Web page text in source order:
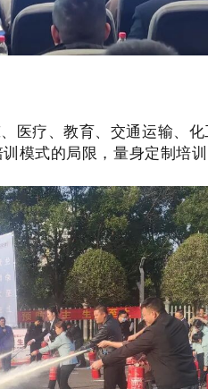
医疗、教育、交通运输、
模式的局限，量身定制培